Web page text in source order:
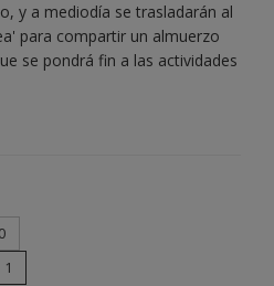
y a mediodía se trasladarán al
para compartir un almuerzo
se pondrá fin a las actividades
0
1